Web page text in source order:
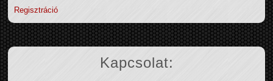
Regisztráció
Kapcsolat: